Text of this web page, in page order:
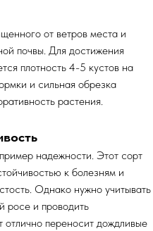
от ветров места и
почвы. Для достижения
плотность 4-5 кустов на
и сильная обрезка
растения.
надежности. Этот сорт
к болезням и
Однако нужно учитывать
росе и проводить
отлично переносит дождливые